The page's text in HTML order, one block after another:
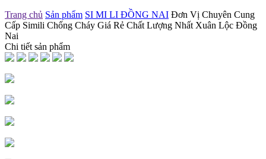
Trang chủ Sản phẩm SI MI LI ĐỒNG NAI Đơn Vị Chuyên Cung
Cấp Simili Chống Cháy Giá Rẻ Chất Lượng Nhất Xuân Lộc Đồng
Nai
Chi tiết sản phẩm